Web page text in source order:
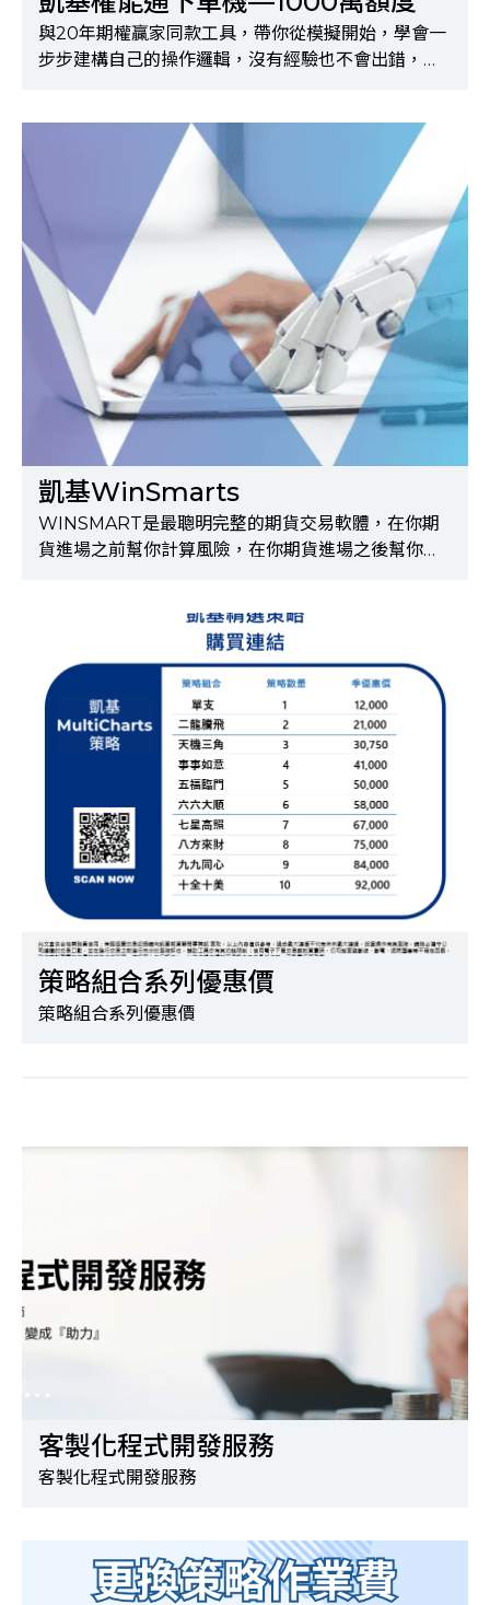
與20年期權贏家同款工具，帶你從模擬開始，學會一
步步建構自己的操作邏輯，沒有經驗也不會出錯，適
凱基WinSmarts
WINSMART是最聰明完整的期貨交易軟體，在你期
貨進場之前幫你計算風險，在你期貨進場之後幫你監
策略組合系列優惠價
策略組合系列優惠價
客製化程式開發服務
客製化程式開發服務